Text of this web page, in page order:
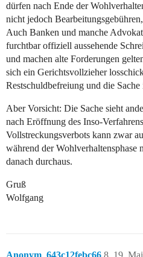
dürfen nach Ende der
nicht jedoch
Auch Banken und manche
furchtbar offiziell aussehende
und machen alte Forderungen
sich ein Gerichtsvollzieher
Restschuldbefreiung und die Sache
Aber Vorsicht: Die Sache sieht
nach Eröffnung des Inso-
Vollstreckungsverbots kann zwar
während der Wohlverhaltensphase
danach durchaus.
Gruß
Wolfgang
Anonym_643c12febc66 19.
8